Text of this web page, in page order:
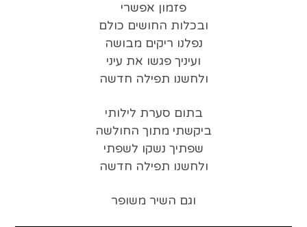
פזמון אפשרי
ובכלות החושים כולם
נפלנו ריקים מבושה
ועיניך פגשו את עיני
ולחשנו תפילה חדשה
בתום סערת לילותי
ביקשתי מתוך החולשה
שפתיך נשקו לשפתי
ולחשנו תפילה חדשה
וגם השיר משופר